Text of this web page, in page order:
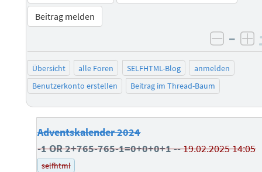
Beitrag melden
–
Übersicht alle Foren SELFHTML-Blog
anmelden
Benutzerkonto erstellen
Beitrag im Thread-Baum
Adventskalender 2024
-1 OR 2+765-765-1=0+0+0+1 --19.02.2025 14:05
selfhtml